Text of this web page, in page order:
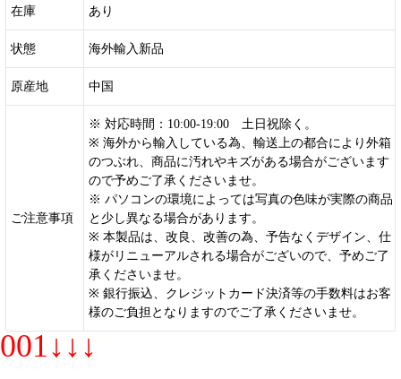
在庫 あり
状態 海外輸入新品
原産地 中国
ご注意事項
※ 対応時間：10:00-19:00 土日祝除く。
※ 海外から輸入している為、輸送上の都合により外箱
のつぶれ、商品に汚れやキズがある場合がございます
ので予めご了承くださいませ。
※ パソコンの環境によっては写真の色味が実際の商品
と少し異なる場合があります。
※ 本製品は、改良、改善の為、予告なくデザイン、仕
様がリニューアルされる場合がございので、予めご了
承くださいませ。
※ 銀行振込、クレジットカード決済等の手数料はお客
様のご負担となりますのでご了承くださいませ。
001↓↓↓